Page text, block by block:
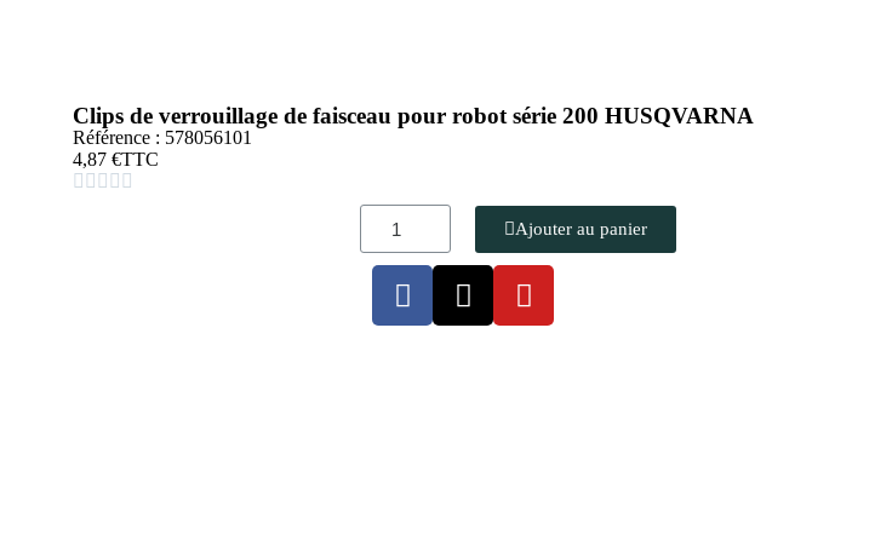
Clips de verrouillage de faisceau pour robot série 200 HUSQVARNA
Référence : 578056101
4,87 €TTC
    
Ajouter au panier